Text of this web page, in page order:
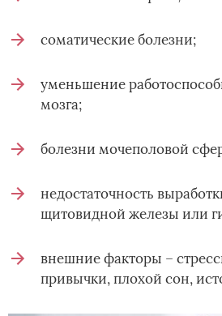
соматические болезни;
уменьшение
мозга;
болезни мочеполовой
недостаточность
щитовидной железы или
внешние факторы –
привычки, плохой сон,